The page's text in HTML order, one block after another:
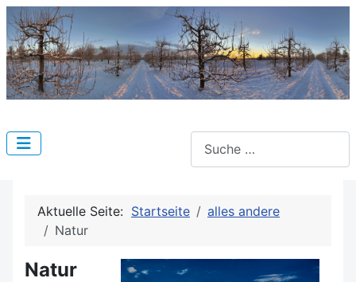
Aktuelle Seite: Startseite
alles andere
Natur
Natur